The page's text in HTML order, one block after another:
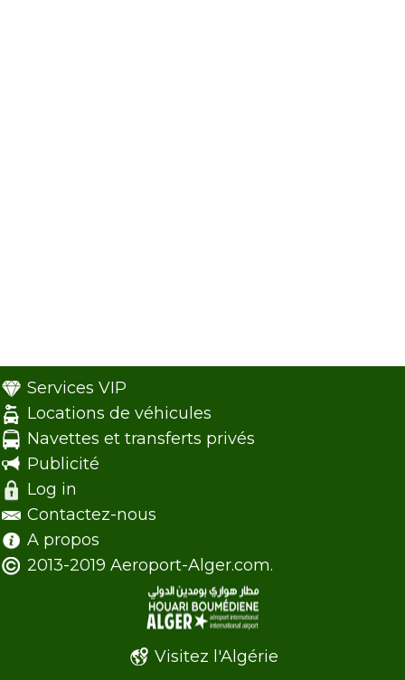
Services VIP
Locations de véhicules
Navettes et transferts privés
Publicité
Log in
Contactez-nous
A propos
2013-2019 Aeroport-Alger.com.
Visitez l'Algérie